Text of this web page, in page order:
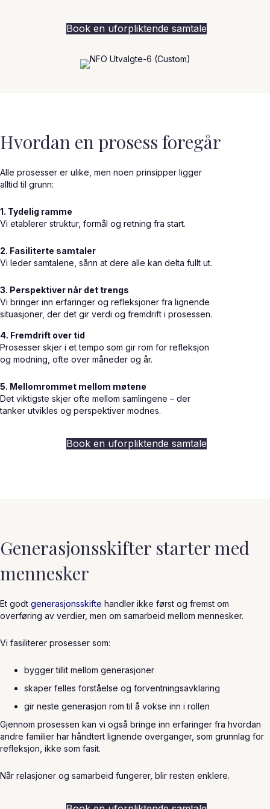
Book en uforpliktende samtale
Hvordan en prosess foregår
Alle prosesser er ulike, men noen prinsipper ligger
alltid til grunn:
1. Tydelig ramme
Vi etablerer struktur, formål og retning fra start.
2. Fasiliterte samtaler
Vi leder samtalene, sånn at dere alle kan delta fullt ut.
3. Perspektiver når det trengs
Vi bringer inn erfaringer og refleksjoner fra lignende
situasjoner, der det gir verdi og fremdrift i prosessen.
4. Fremdrift over tid
Prosesser skjer i et tempo som gir rom for refleksjon
og modning, ofte over måneder og år.
5. Mellomrommet mellom møtene
Det viktigste skjer ofte mellom samlingene – der
tanker utvikles og perspektiver modnes.
Book en uforpliktende samtale
Generasjonsskifter starter med
mennesker
Et godt generasjonsskifte handler ikke først og fremst om
overføring av verdier, men om samarbeid mellom mennesker.
Vi fasiliterer prosesser som:
bygger tillit mellom generasjoner
skaper felles forståelse og forventningsavklaring
gir neste generasjon rom til å vokse inn i rollen
Gjennom prosessen kan vi også bringe inn erfaringer fra hvordan
andre familier har håndtert lignende overganger, som grunnlag for
refleksjon, ikke som fasit.
Når relasjoner og samarbeid fungerer, blir resten enklere.